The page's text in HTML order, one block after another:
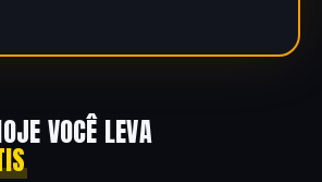
VOCÊ LEVA